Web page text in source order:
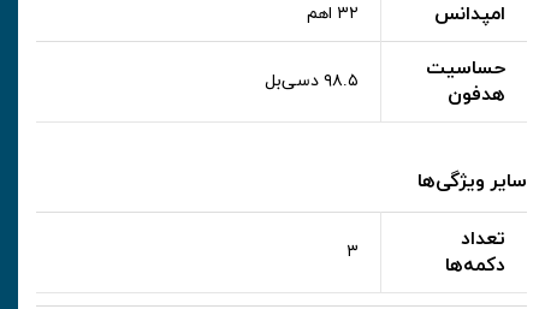
امپدانس ۳۲ اهم
حساسیت
هدفون
۹۸.۵ دسی‌بل
سایر ویژگی‌ها
تعداد
دکمه‌ها
۳